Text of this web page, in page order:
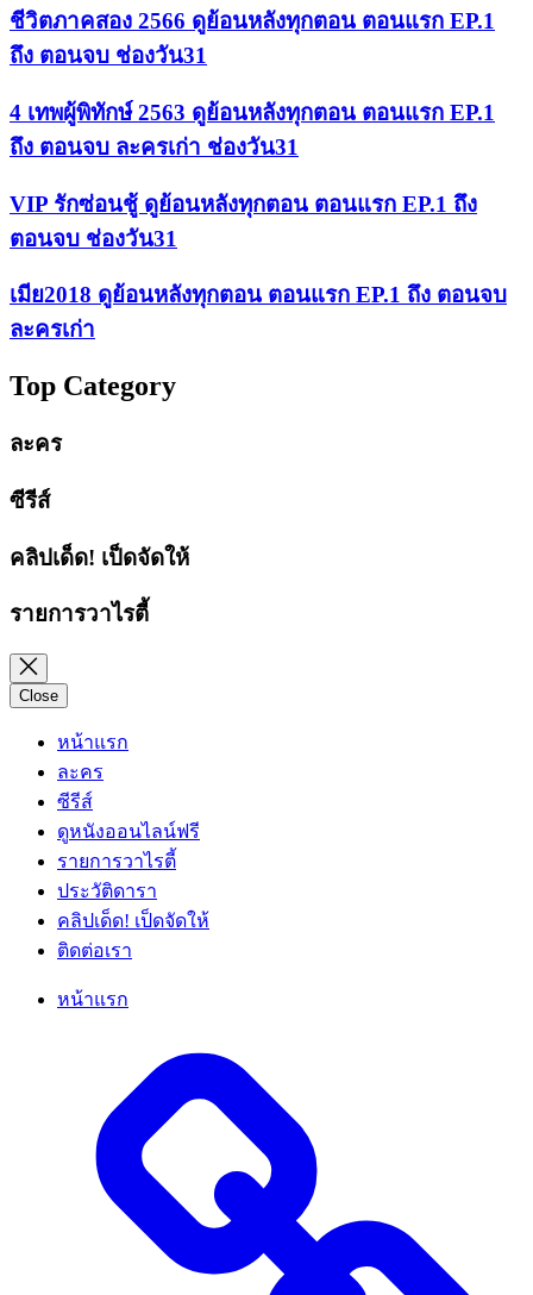
ชีวิตภาคสอง 2566 ดูย้อนหลังทุกตอน ตอนแรก EP.1
ถึง ตอนจบ ช่องวัน31
4 เทพผู้พิทักษ์ 2563 ดูย้อนหลังทุกตอน ตอนแรก EP.1
ถึง ตอนจบ ละครเก่า ช่องวัน31
VIP รักซ่อนชู้ ดูย้อนหลังทุกตอน ตอนแรก EP.1 ถึง
ตอนจบ ช่องวัน31
เมีย2018 ดูย้อนหลังทุกตอน ตอนแรก EP.1 ถึง ตอนจบ
ละครเก่า
Top Category
ละคร
ซีรีส์
คลิปเด็ด! เป็ดจัดให้
รายการวาไรตี้
Close
หน้าแรก
ละคร
ซีรีส์
ดูหนังออนไลน์ฟรี
รายการวาไรตี้
ประวัติดารา
คลิปเด็ด! เป็ดจัดให้
ติดต่อเรา
หน้าแรก